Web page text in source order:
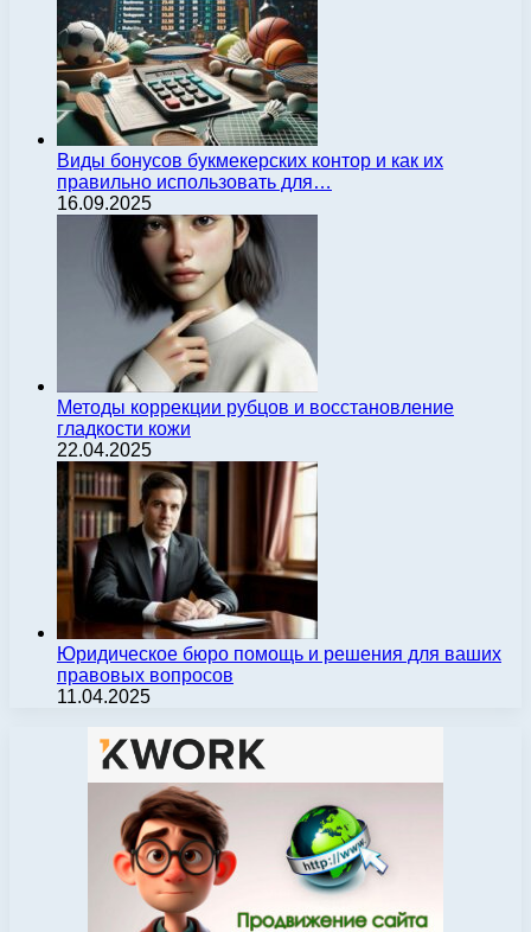
Виды бонусов букмекерских контор и как их
правильно использовать для…
16.09.2025
Методы коррекции рубцов и восстановление
гладкости кожи
22.04.2025
Юридическое бюро помощь и решения для ваших
правовых вопросов
11.04.2025